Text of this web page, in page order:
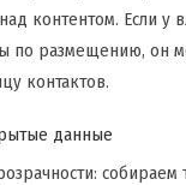
контентом. Если у
по размещению, он
контактов.
данные
собираем